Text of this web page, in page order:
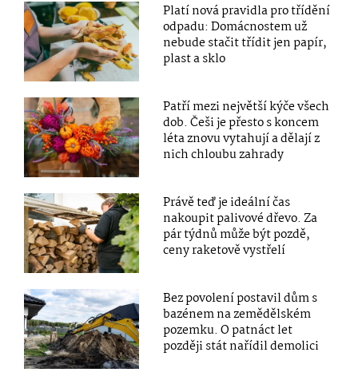
Platí nová pravidla pro třídění
odpadu: Domácnostem už
nebude stačit třídit jen papír,
plast a sklo
Patří mezi největší kýče všech
dob. Češi je přesto s koncem
léta znovu vytahují a dělají z
nich chloubu zahrady
Právě teď je ideální čas
nakoupit palivové dřevo. Za
pár týdnů může být pozdě,
ceny raketově vystřelí
Bez povolení postavil dům s
bazénem na zemědělském
pozemku. O patnáct let
později stát nařídil demolici